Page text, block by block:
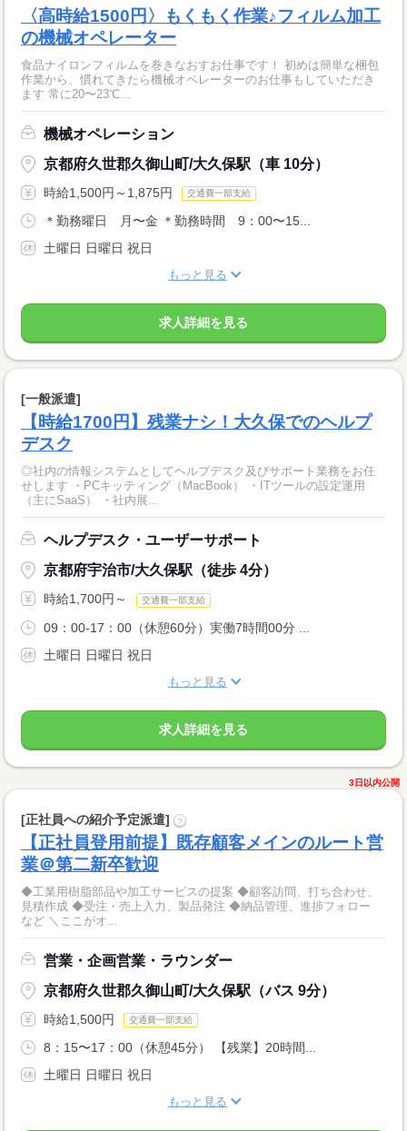
〈高時給1500円〉もくもく作業♪フィルム加工
の機械オペレーター
食品ナイロンフィルムを巻きなおすお仕事です！ 初めは簡単な梱包
作業から、慣れてきたら機械オペレーターのお仕事もしていただき
ます 常に20〜23℃...
機械オペレーション
京都府久世郡久御山町/大久保駅（車 10分）
時給1,500円～1,875円 交通費一部支給
＊勤務曜日 月〜金 ＊勤務時間 9：00〜15...
土曜日 日曜日 祝日
もっと見る
求人詳細を見る
[一般派遣]
【時給1700円】残業ナシ！大久保でのヘルプ
デスク
◎社内の情報システムとしてヘルプデスク及びサポート業務をお任
せします ・PCキッティング（MacBook） ・ITツールの設定運用
（主にSaaS） ・社内展...
ヘルプデスク・ユーザーサポート
京都府宇治市/大久保駅（徒歩 4分）
時給1,700円～ 交通費一部支給
09：00-17：00（休憩60分）実働7時間00分 ...
土曜日 日曜日 祝日
もっと見る
求人詳細を見る
3日以内公開
[正社員への紹介予定派遣] ?
【正社員登用前提】既存顧客メインのルート営
業＠第二新卒歓迎
◆工業用樹脂部品や加工サービスの提案 ◆顧客訪問、打ち合わせ、
見積作成 ◆受注・売上入力、製品発注 ◆納品管理、進捗フォロー
など ＼ここがオ...
営業・企画営業・ラウンダー
京都府久世郡久御山町/大久保駅（バス 9分）
時給1,500円 交通費一部支給
8：15〜17：00（休憩45分） 【残業】20時間...
土曜日 日曜日 祝日
もっと見る